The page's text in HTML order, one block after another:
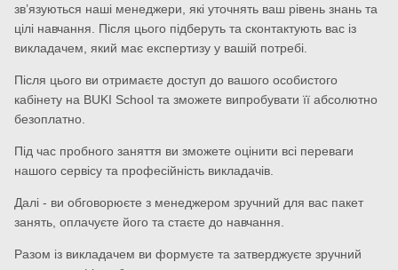
зв’язуються наші менеджери, які уточнять ваш рівень знань та
цілі навчання. Після цього підберуть та сконтактують вас із
викладачем, який має експертизу у вашій потребі.
Після цього ви отримаєте доступ до вашого особистого
кабінету на BUKI School та зможете випробувати її абсолютно
безоплатно.
Під час пробного заняття ви зможете оцінити всі переваги
нашого сервісу та професійність викладачів.
Далі - ви обговорюєте з менеджером зручний для вас пакет
занять, оплачуєте його та стаєте до навчання.
Разом із викладачем ви формуєте та затверджуєте зручний